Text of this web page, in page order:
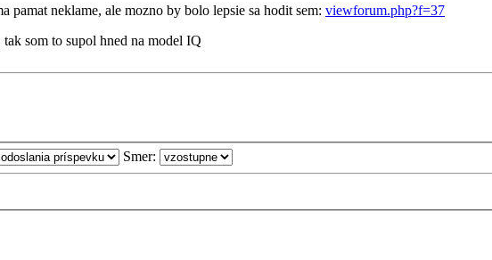
pamat neklame, ale mozno by bolo lepsie sa hodit sem: viewforum.php?f=37
som to supol hned na model IQ
Smer: